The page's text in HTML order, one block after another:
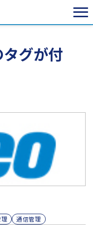
タグが付
通信管理